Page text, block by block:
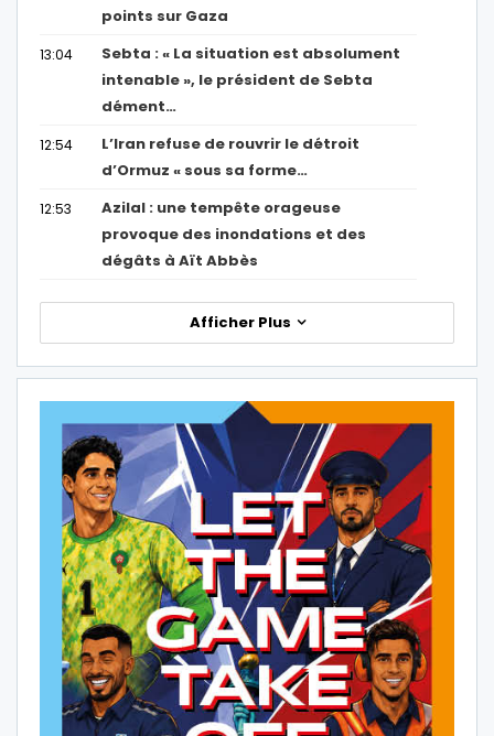
points sur Gaza
13:04
Sebta : « La situation est absolument
intenable », le président de Sebta
dément…
12:54
L’Iran refuse de rouvrir le détroit
d’Ormuz « sous sa forme…
12:53
Azilal : une tempête orageuse
provoque des inondations et des
dégâts à Aït Abbès
Afficher Plus